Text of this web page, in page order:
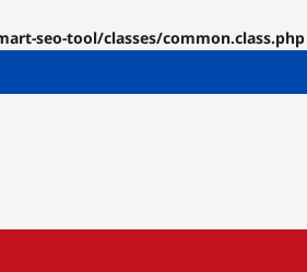
seo-tool/classes/common.class.php